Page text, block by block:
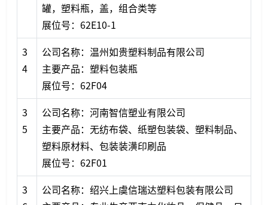
罐，塑料瓶，盖，组合类等
展位号：62E10-1
3
4
公司名称：温州如贵塑料制品有限公司
主要产品：塑料包装瓶
展位号：62F04
3
5
公司名称：河南智信塑业有限公司
主要产品：无纺布袋、纸塑包装袋、塑料制品、
塑料原材料、包装装潢印刷品
展位号：62F01
3
公司名称：绍兴上虞信瑞达塑料包装有限公司